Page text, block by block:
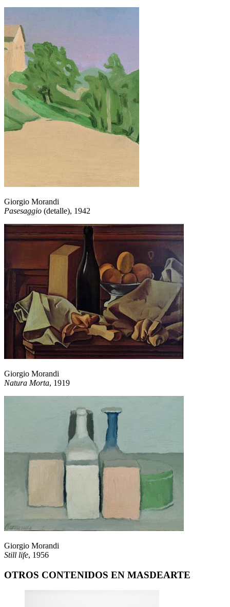
Giorgio Morandi
Pasesaggio (detalle), 1942
Giorgio Morandi
Natura Morta, 1919
Giorgio Morandi
Still life, 1956
OTROS CONTENIDOS EN MASDEARTE